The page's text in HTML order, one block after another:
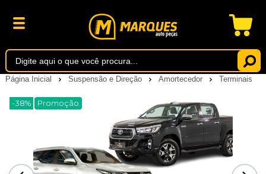
Página Inicial Suspensão e Direção Amortecedor Terminais
-38% Promoção